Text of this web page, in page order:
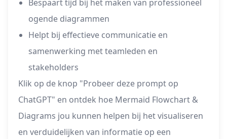
Bespaart tijd bij het maken van professioneel
ogende diagrammen
Helpt bij effectieve communicatie en
samenwerking met teamleden en
stakeholders
Klik op de knop "Probeer deze prompt op
ChatGPT" en ontdek hoe Mermaid Flowchart &
Diagrams jou kunnen helpen bij het visualiseren
en verduidelijken van informatie op een